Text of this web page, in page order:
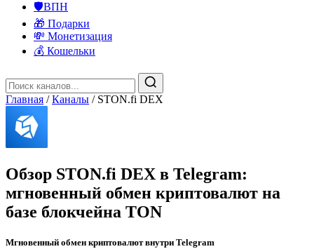
🛡️ВПН
🎁 Подарки
💸 Монетизация
💰 Кошельки
Главная / Каналы / STON.fi DEX
Обзор STON.fi DEX в Telegram:
мгновенный обмен криптовалют на
базе блокчейна TON
Мгновенный обмен криптовалют внутри Telegram